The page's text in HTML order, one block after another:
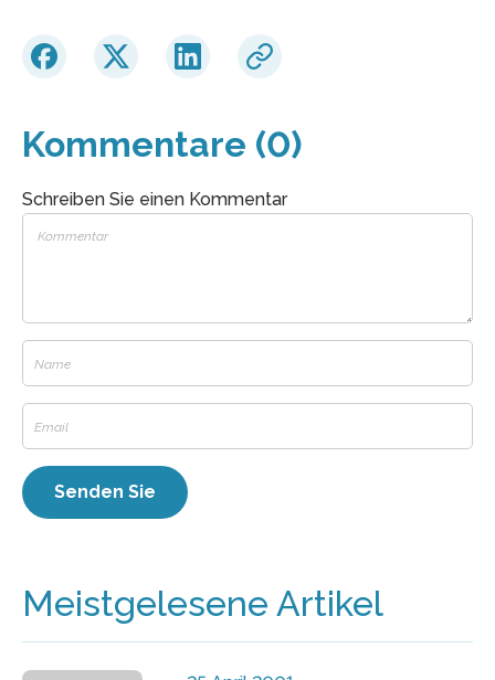
Kommentare (0)
Schreiben Sie einen Kommentar
Meistgelesene Artikel